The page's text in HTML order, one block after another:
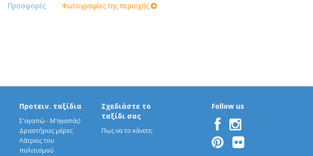
Προσφορές Φωτογραφίες της περιοχής
Προτειν. ταξίδια
Σ'αγαπώ - Μ'αγαπάς!
Δραστήριες μέρες
Λάτρεις του
πολιτισμού
Σχεδιάστε το
ταξίδι σας
Πως να το κάνετε;
Follow us